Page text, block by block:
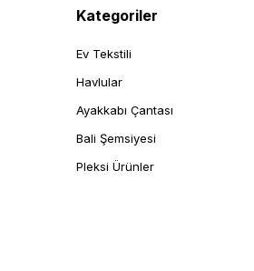
Kategoriler
Ev Tekstili
Havlular
Ayakkabı Çantası
Bali Şemsiyesi
Pleksi Ürünler